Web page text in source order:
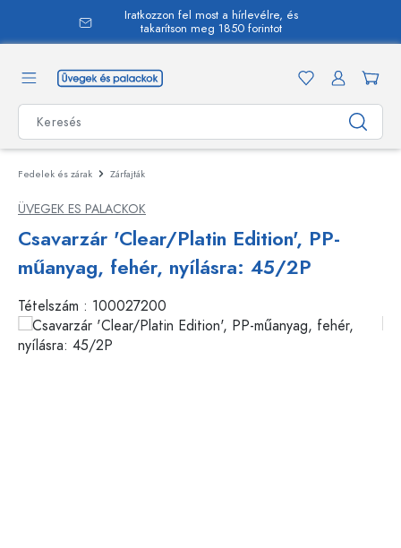
Iratkozzon fel most a hírlevélre, és
takarítson meg 1850 forintot
Fedelek és zárak Zárfajták
ÜVEGEK ES PALACKOK
Csavarzár 'Clear/Platin Edition', PP-
műanyag, fehér, nyílásra: 45/2P
Tételszám : 100027200